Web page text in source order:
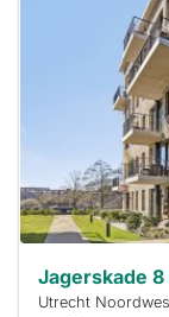
al verhuurd
Om kans te
maken moet je
binnen 15
minuten
reageren.
Stekkies helpt
je hierbij!
Jagerskade 8
Utrecht